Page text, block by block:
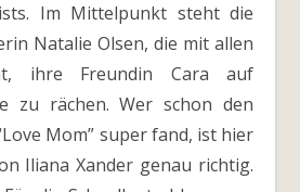
Im Mittelpunkt steht die
Natalie Olsen, die mit allen
ihre Freundin Cara auf
zu rächen. Wer schon den
Mom” super fand, ist hier
Iliana Xander genau richtig.